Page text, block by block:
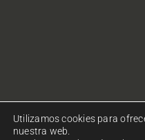
Utilizamos cookies para
nuestra web.